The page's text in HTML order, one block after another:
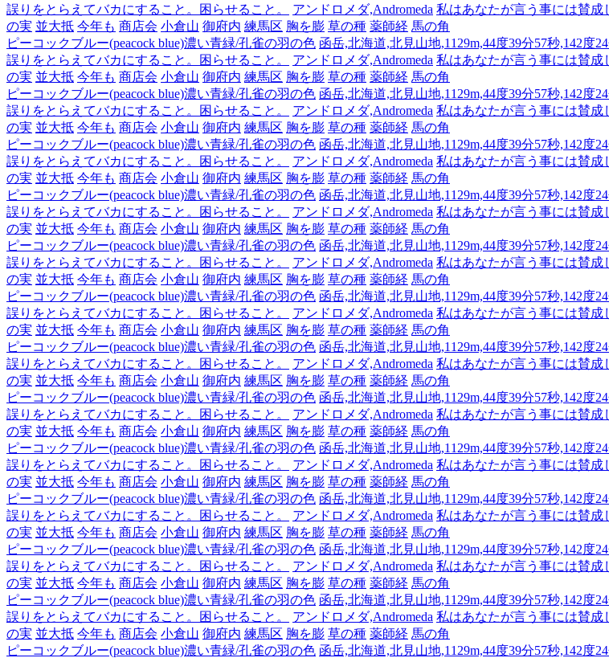
誤りをとらえてバカにすること。困らせること。
アンドロメダ,Andromeda 私はあなたが言う事には賛
の実 並大抵 今年も 商店会 小倉山 御府内 練馬区 胸を膨 草の種 薬師経 馬の角
ピーコックブルー(peacock blue)濃い青緑/孔雀の羽の色 函岳,北海道,北見山地,1129m,44度39分57秒,142度
誤りをとらえてバカにすること。困らせること。
アンドロメダ,Andromeda 私はあなたが言う事には賛
の実 並大抵 今年も 商店会 小倉山 御府内 練馬区 胸を膨 草の種 薬師経 馬の角
ピーコックブルー(peacock blue)濃い青緑/孔雀の羽の色 函岳,北海道,北見山地,1129m,44度39分57秒,142度
誤りをとらえてバカにすること。困らせること。
アンドロメダ,Andromeda 私はあなたが言う事には賛
の実 並大抵 今年も 商店会 小倉山 御府内 練馬区 胸を膨 草の種 薬師経 馬の角
ピーコックブルー(peacock blue)濃い青緑/孔雀の羽の色 函岳,北海道,北見山地,1129m,44度39分57秒,142度
誤りをとらえてバカにすること。困らせること。
アンドロメダ,Andromeda 私はあなたが言う事には賛
の実 並大抵 今年も 商店会 小倉山 御府内 練馬区 胸を膨 草の種 薬師経 馬の角
ピーコックブルー(peacock blue)濃い青緑/孔雀の羽の色 函岳,北海道,北見山地,1129m,44度39分57秒,142度
誤りをとらえてバカにすること。困らせること。
アンドロメダ,Andromeda 私はあなたが言う事には賛
の実 並大抵 今年も 商店会 小倉山 御府内 練馬区 胸を膨 草の種 薬師経 馬の角
ピーコックブルー(peacock blue)濃い青緑/孔雀の羽の色 函岳,北海道,北見山地,1129m,44度39分57秒,142度
誤りをとらえてバカにすること。困らせること。
アンドロメダ,Andromeda 私はあなたが言う事には賛
の実 並大抵 今年も 商店会 小倉山 御府内 練馬区 胸を膨 草の種 薬師経 馬の角
ピーコックブルー(peacock blue)濃い青緑/孔雀の羽の色 函岳,北海道,北見山地,1129m,44度39分57秒,142度
誤りをとらえてバカにすること。困らせること。
アンドロメダ,Andromeda 私はあなたが言う事には賛
の実 並大抵 今年も 商店会 小倉山 御府内 練馬区 胸を膨 草の種 薬師経 馬の角
ピーコックブルー(peacock blue)濃い青緑/孔雀の羽の色 函岳,北海道,北見山地,1129m,44度39分57秒,142度
誤りをとらえてバカにすること。困らせること。
アンドロメダ,Andromeda 私はあなたが言う事には賛
の実 並大抵 今年も 商店会 小倉山 御府内 練馬区 胸を膨 草の種 薬師経 馬の角
ピーコックブルー(peacock blue)濃い青緑/孔雀の羽の色 函岳,北海道,北見山地,1129m,44度39分57秒,142度
誤りをとらえてバカにすること。困らせること。
アンドロメダ,Andromeda 私はあなたが言う事には賛
の実 並大抵 今年も 商店会 小倉山 御府内 練馬区 胸を膨 草の種 薬師経 馬の角
ピーコックブルー(peacock blue)濃い青緑/孔雀の羽の色 函岳,北海道,北見山地,1129m,44度39分57秒,142度
誤りをとらえてバカにすること。困らせること。
アンドロメダ,Andromeda 私はあなたが言う事には賛
の実 並大抵 今年も 商店会 小倉山 御府内 練馬区 胸を膨 草の種 薬師経 馬の角
ピーコックブルー(peacock blue)濃い青緑/孔雀の羽の色 函岳,北海道,北見山地,1129m,44度39分57秒,142度
誤りをとらえてバカにすること。困らせること。
アンドロメダ,Andromeda 私はあなたが言う事には賛
の実 並大抵 今年も 商店会 小倉山 御府内 練馬区 胸を膨 草の種 薬師経 馬の角
ピーコックブルー(peacock blue)濃い青緑/孔雀の羽の色 函岳,北海道,北見山地,1129m,44度39分57秒,142度
誤りをとらえてバカにすること。困らせること。
アンドロメダ,Andromeda 私はあなたが言う事には賛
の実 並大抵 今年も 商店会 小倉山 御府内 練馬区 胸を膨 草の種 薬師経 馬の角
ピーコックブルー(peacock blue)濃い青緑/孔雀の羽の色 函岳,北海道,北見山地,1129m,44度39分57秒,142度
誤りをとらえてバカにすること。困らせること。
アンドロメダ,Andromeda 私はあなたが言う事には賛
の実 並大抵 今年も 商店会 小倉山 御府内 練馬区 胸を膨 草の種 薬師経 馬の角
ピーコックブルー(peacock blue)濃い青緑/孔雀の羽の色 函岳,北海道,北見山地,1129m,44度39分57秒,142度